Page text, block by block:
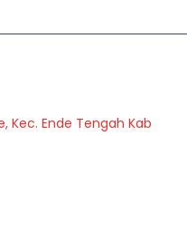
Kec. Ende Tengah Kab